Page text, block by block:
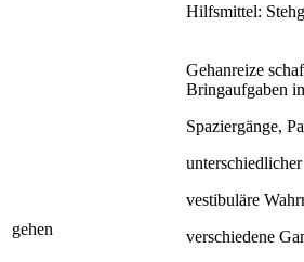
Hilfsmittel:
gehen
Gehanreize
Bringaufgaben
Spaziergänge,
vestibuläre
verschiedene